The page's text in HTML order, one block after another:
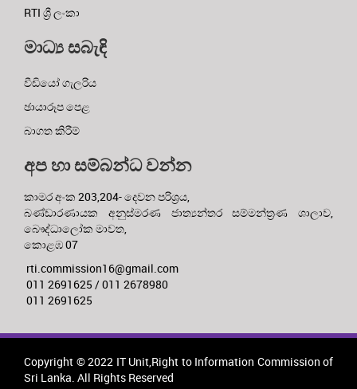
RTI ශ්‍රී ලංකා
මාධ්‍ය සබැඳි
වීඩියෝ ගැලරිය
ඡායාරූප පෙළ
බාගත කිරීම්
අප හා සම්බන්ධ වන්න
කාමර අංක 203,204- දෙවන පරිශ්‍රය,
බණ්ඩාරණායක අනුස්මරණ ජාත්‍යන්තර සම්මන්ත්‍රණ ශාලාව,
බෞද්ධාලෝක මාවත,
කොළඹ 07
rti.commission16@gmail.com
011 2691625 / 011 2678980
011 2691625
Copyright © 2022 IT Unit,Right to Information Commission of
Sri Lanka. All Rights Reserved